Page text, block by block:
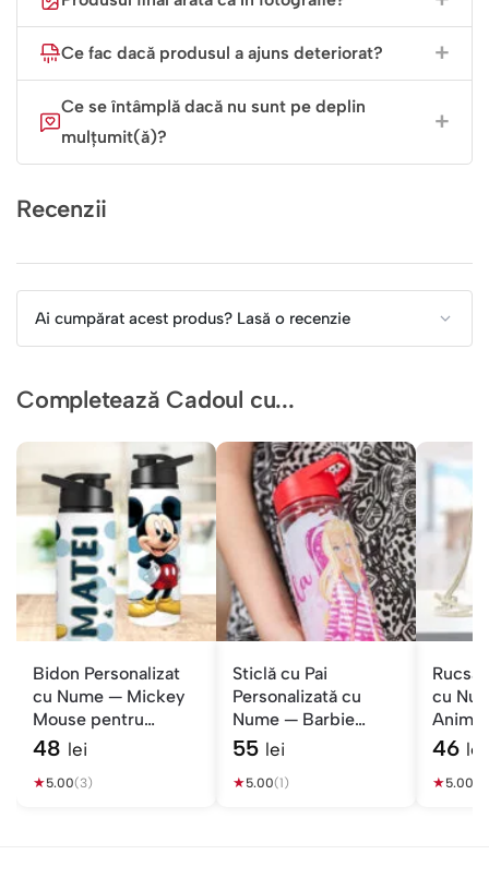
Ariel
Cauți cadoul perfect pentru o fetiță care a cântat măcar o
personalizată este o surpriză minunată pentru ziua ei de
naștere sau pentru începutul unui nou an școlar, un dar
care îmbină perfect utilul cu magia poveștilor.
Comandă acum și fă din fiecare masă o parte din lumea ei
Ce fac dacă produsul a ajuns deteriorat?
Ce se întâmplă dacă nu sunt pe deplin
mulțumit(ă)?
Recenzii
Ai cumpărat acest produs? Lasă o recenzie
Completează Cadoul cu...
Bidon Personalizat
cu Nume — Mickey
Mouse pentru
Școală
48 lei
★5.00(3)
Sticlă cu Pai
Personalizată cu
Nume — Barbie
pentru Școală
55 lei
★5.00(1)
cu
46 lei
★5.00